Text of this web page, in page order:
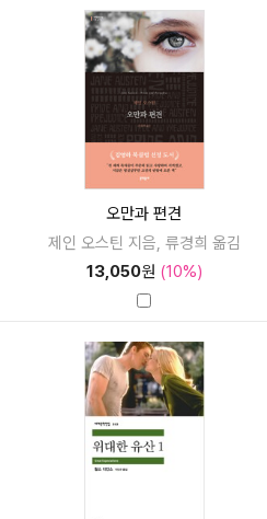
오만과 편견
제인 오스틴 지음, 류경희 옮김
13,050원 (10%)